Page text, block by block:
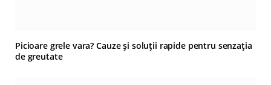
Picioare grele vara? Cauze și soluții rapide pentru senzația
de greutate